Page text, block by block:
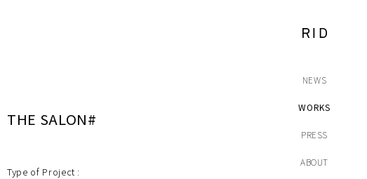
NEWS
WORKS
PRESS
ABOUT
THE SALON#
Type of Project :